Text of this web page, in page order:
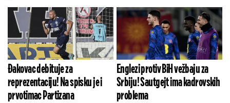
Đakovac debituje za
reprezentaciju! Na spisku je i
prvotimac Partizana
Englezi protiv BiH vežbaju za
Srbiju! Sautgejt ima kadrovskih
problema